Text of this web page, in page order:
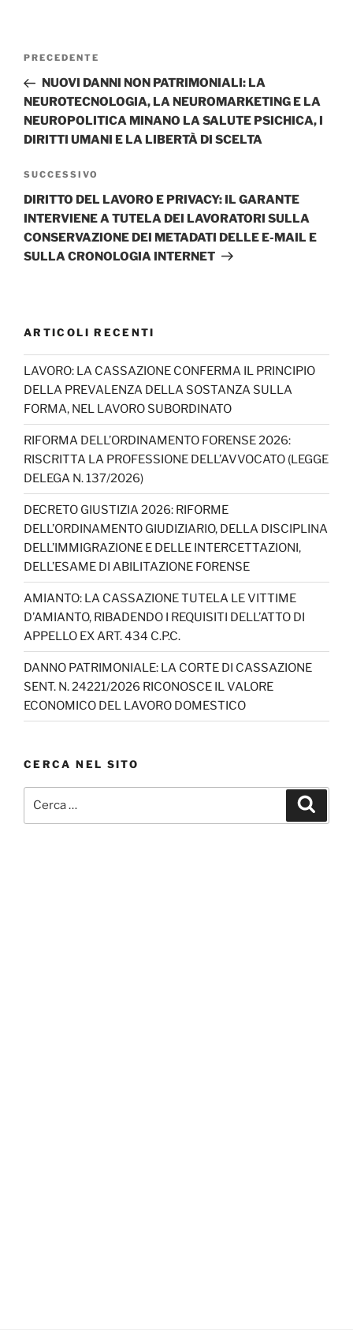
Navigazione
Articolo
precedente:
PRECEDENTE
NUOVI DANNI NON PATRIMONIALI: LA
NEUROTECNOLOGIA, LA NEUROMARKETING E LA
NEUROPOLITICA MINANO LA SALUTE PSICHICA, I
DIRITTI UMANI E LA LIBERTÀ DI SCELTA
Articolo
successivo
SUCCESSIVO
DIRITTO DEL LAVORO E PRIVACY: IL GARANTE
INTERVIENE A TUTELA DEI LAVORATORI SULLA
CONSERVAZIONE DEI METADATI DELLE E-MAIL E
SULLA CRONOLOGIA INTERNET
ARTICOLI RECENTI
LAVORO: LA CASSAZIONE CONFERMA IL PRINCIPIO
DELLA PREVALENZA DELLA SOSTANZA SULLA
FORMA, NEL LAVORO SUBORDINATO
RIFORMA DELL’ORDINAMENTO FORENSE 2026:
RISCRITTA LA PROFESSIONE DELL’AVVOCATO (LEGGE
DELEGA N. 137/2026)
DECRETO GIUSTIZIA 2026: RIFORME
DELL’ORDINAMENTO GIUDIZIARIO, DELLA DISCIPLINA
DELL’IMMIGRAZIONE E DELLE INTERCETTAZIONI,
DELL’ESAME DI ABILITAZIONE FORENSE
AMIANTO: LA CASSAZIONE TUTELA LE VITTIME
D’AMIANTO, RIBADENDO I REQUISITI DELL’ATTO DI
APPELLO EX ART. 434 C.P.C.
DANNO PATRIMONIALE: LA CORTE DI CASSAZIONE
SENT. N. 24221/2026 RICONOSCE IL VALORE
ECONOMICO DEL LAVORO DOMESTICO
CERCA NEL SITO